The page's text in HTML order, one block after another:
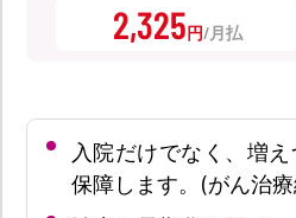
2,325 円
入院だけでなく、増
保障します。(がん治